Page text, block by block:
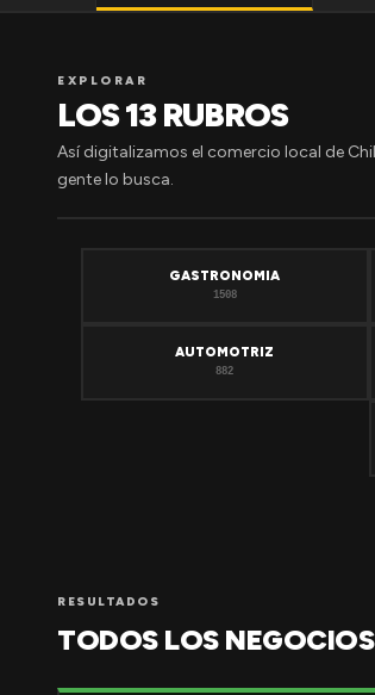
EXPLORAR
LOS 13 RUBROS
Así digitalizamos el comercio local de
gente lo busca.
GASTRONOMIA
1508
AUTOMOTRIZ
882
RESULTADOS
TODOS LOS